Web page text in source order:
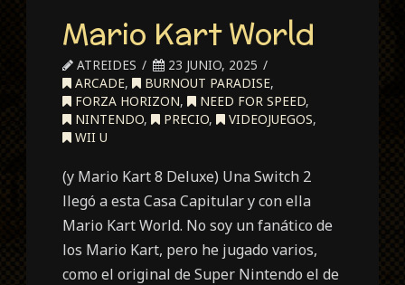
Mario Kart World
ATREIDES
23 JUNIO, 2025
ARCADE, BURNOUT PARADISE,
FORZA HORIZON, NEED FOR SPEED,
NINTENDO, PRECIO, VIDEOJUEGOS,
WII U
(y Mario Kart 8 Deluxe) Una Switch 2
llegó a esta Casa Capitular y con ella
Mario Kart World. No soy un fanático de
los Mario Kart, pero he jugado varios,
como el original de Super Nintendo el de